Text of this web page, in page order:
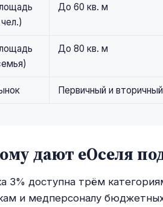
чел.)
До 60 кв. м
До 80 кв. м
Первичный и вторичный
дают еОселя
3% доступна трём
и медперсоналу